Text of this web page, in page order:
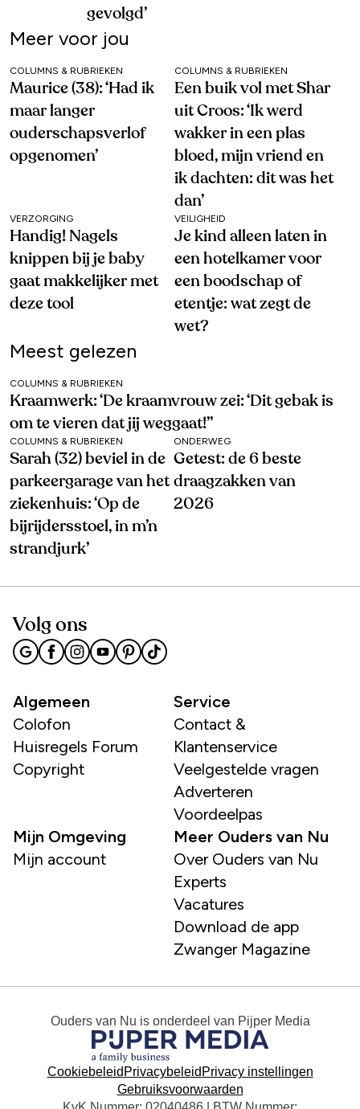
gevolgd’
Meer voor jou
COLUMNS & RUBRIEKEN
Maurice (38): ‘Had ik
maar langer
ouderschapsverlof
opgenomen’
COLUMNS & RUBRIEKEN
Een buik vol met Shar
uit Croos: ‘Ik werd
wakker in een plas
bloed, mijn vriend en
ik dachten: dit was het
dan’
VERZORGING
Handig! Nagels
knippen bij je baby
gaat makkelijker met
deze tool
VEILIGHEID
Je kind alleen laten in
een hotelkamer voor
een boodschap of
etentje: wat zegt de
wet?
Meest gelezen
COLUMNS & RUBRIEKEN
Kraamwerk: ‘De kraamvrouw zei: ‘Dit gebak is
om te vieren dat jij weggaat!’’
COLUMNS & RUBRIEKEN
Sarah (32) beviel in de
parkeergarage van het
ziekenhuis: ‘Op de
bijrijdersstoel, in m’n
strandjurk’
ONDERWEG
Getest: de 6 beste
draagzakken van
2026
Volg ons
Algemeen
Colofon
Huisregels Forum
Copyright
Service
Contact &
Klantenservice
Veelgestelde vragen
Adverteren
Voordeelpas
Mijn Omgeving
Mijn account
Meer Ouders van Nu
Over Ouders van Nu
Experts
Vacatures
Download de app
Zwanger Magazine
Ouders van Nu is onderdeel van Pijper Media
Cookiebeleid Privacybeleid Privacy instellingen
Gebruiksvoorwaarden